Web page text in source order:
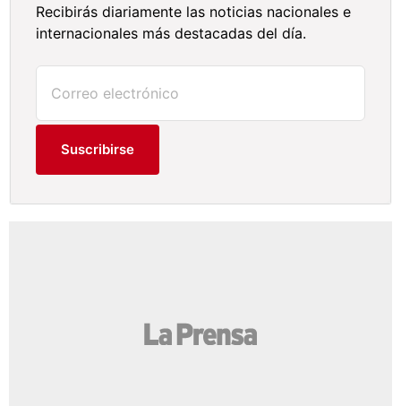
Recibirás diariamente las noticias nacionales e
internacionales más destacadas del día.
Suscribirse